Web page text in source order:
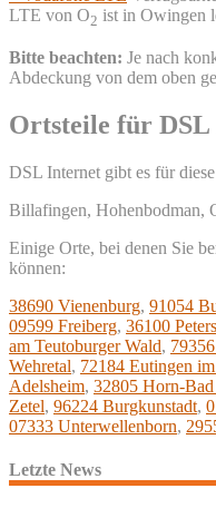
LTE von O2 ist in Owingen
Bitte beachten: Je nach
Abdeckung von dem oben
Ortsteile für DSL
DSL Internet gibt es für
Billafingen, Hohenbodman,
Einige Orte, bei denen Sie
können:
38690 Vienenburg, 91054
09599 Freiberg, 36100
am Teutoburger Wald,
Wehretal, 72184 Eutingen
Adelsheim, 32805 Horn-
Zetel, 96224 Burgkunstadt,
07333 Unterwellenborn,
Letzte News